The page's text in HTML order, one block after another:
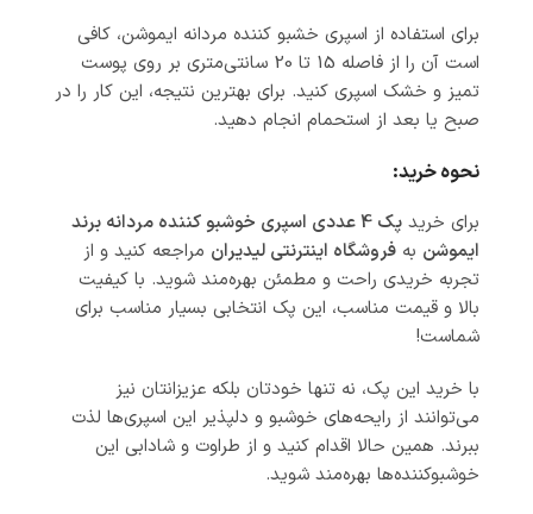
برای استفاده از اسپری خشبو کننده مردانه ایموشن، کافی
است آن را از فاصله 15 تا 20 سانتی‌متری بر روی پوست
تمیز و خشک اسپری کنید. برای بهترین نتیجه، این کار را در
صبح یا بعد از استحمام انجام دهید.
نحوه خرید:
برای خرید
پک 4 عددی اسپری خوشبو کننده مردانه برند
ایموشن به فروشگاه اینترنتی لیدیران مراجعه کنید و از
تجربه خریدی راحت و مطمئن بهره‌مند شوید. با کیفیت
بالا و قیمت مناسب، این پک انتخابی بسیار مناسب برای
شماست!
با خرید این پک، نه تنها خودتان بلکه عزیزانتان نیز
می‌توانند از رایحه‌های خوشبو و دلپذیر این اسپری‌ها لذت
ببرند. همین حالا اقدام کنید و از طراوت و شادابی این
خوشبوکننده‌ها بهره‌مند شوید.